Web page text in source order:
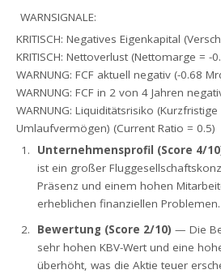
WARNSIGNALE:
KRITISCH: Negatives Eigenkapital
KRITISCH: Nettoverlust (Nettomarge = -
WARNUNG: FCF aktuell negativ (-0.68
WARNUNG: FCF in 2 von 4 Jahren
WARNUNG: Liquiditätsrisiko
Umlaufvermögen) (Current Ratio = 0.5)
Unternehmensprofil (Score 4/
ist ein großer
Präsenz und einem hohen
erheblichen finanziellen Problemen.
Bewertung (Score 2/10) — Die
sehr hohen KBV-Wert und eine
überhöht, was die Aktie teuer